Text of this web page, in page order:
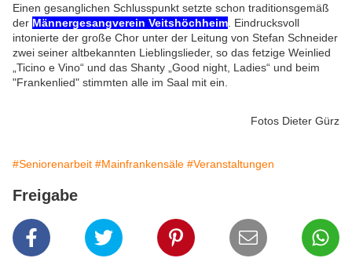
Einen gesanglichen Schlusspunkt setzte schon traditionsgemäß
der Männergesangverein Veitshöchheim . Eindrucksvoll
intonierte der große Chor unter der Leitung von Stefan Schneider
zwei seiner altbekannten Lieblingslieder, so das fetzige Weinlied
„Ticino e Vino“ und das Shanty „Good night, Ladies“ und beim
"Frankenlied" stimmten alle im Saal mit ein.
Fotos Dieter Gürz
#Seniorenarbeit #Mainfrankensäle #Veranstaltungen
Freigabe